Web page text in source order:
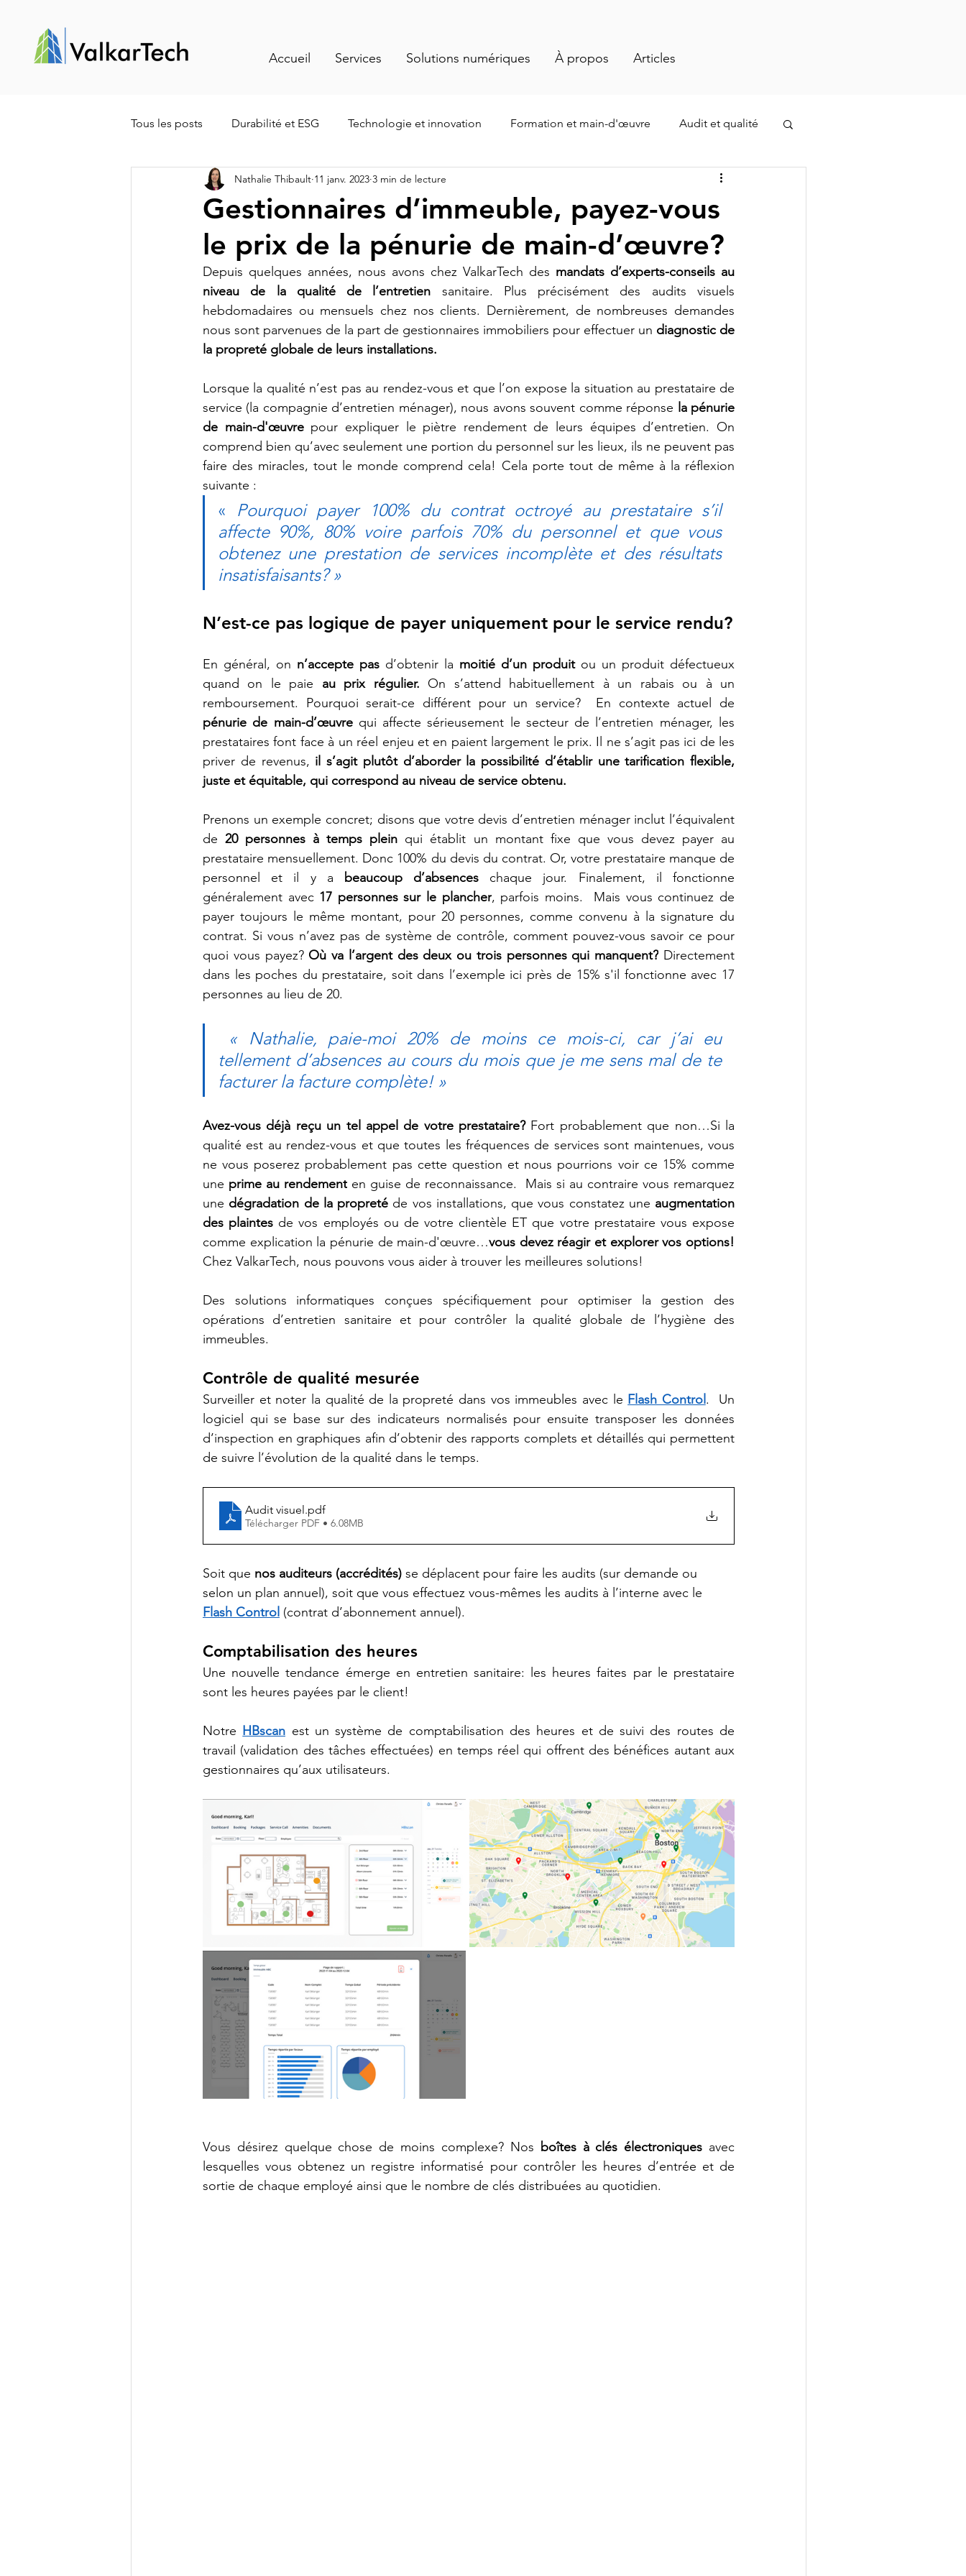
Accueil Services Solutions numériques À propos Articles
Tous les posts Durabilité et ESG Technologie et innovation Formation et main-d'œuvre Audit et qualité
Traçabilité et gestion intelligente Événements et actualités Gestion des opérations
Entretien spécialisé Valorisation du personnel Normes et réglementation
Appels d’offres et performance cont
Gestionnaires d’immeuble, payez-vous
le prix de la pénurie de main-d’œuvre?
Nathalie Thibault 11 janv. 2023 3 min de lecture
Depuis quelques années, nous avons chez ValkarTech des mandats d’experts-conseils au
niveau de la qualité de l’entretien sanitaire. Plus précisément des audits visuels
hebdomadaires ou mensuels chez nos clients. Dernièrement, de nombreuses demandes
nous sont parvenues de la part de gestionnaires immobiliers pour effectuer un diagnostic de
la propreté globale de leurs installations.
Lorsque la qualité n’est pas au rendez-vous et que l’on expose la situation au prestataire de
service (la compagnie d’entretien ménager), nous avons souvent comme réponse la pénurie
de main-d'œuvre pour expliquer le piètre rendement de leurs équipes d’entretien. On
comprend bien qu’avec seulement une portion du personnel sur les lieux, ils ne peuvent pas
faire des miracles, tout le monde comprend cela! Cela porte tout de même à la réflexion
suivante :
« Pourquoi payer 100% du contrat octroyé au prestataire s’il
affecte 90%, 80% voire parfois 70% du personnel et que vous
obtenez une prestation de services incomplète et des résultats
insatisfaisants? »
En général, on n’accepte pas d’obtenir la moitié d’un produit ou un produit défectueux
quand on le paie au prix régulier. On s’attend habituellement à un rabais ou à un
pénurie de main-d’œuvre qui affecte sérieusement le secteur de l’entretien ménager, les
prestataires font face à un réel enjeu et en paient largement le prix. Il ne s’agit pas ici de les
priver de revenus, il s’agit plutôt d’aborder la possibilité d’établir une tarification flexible,
juste et équitable, qui correspond au niveau de service obtenu.
Prenons un exemple concret; disons que votre devis d’entretien ménager inclut l’équivalent
de 20 personnes à temps plein qui établit un montant fixe que vous devez payer au
prestataire mensuellement. Donc 100% du devis du contrat. Or, votre prestataire manque de
personnel et il y a beaucoup d’absences chaque jour. Finalement, il fonctionne
généralement avec 17 personnes sur le plancher, parfois moins.  Mais vous continuez de
payer toujours le même montant, pour 20 personnes, comme convenu à la signature du
contrat. Si vous n’avez pas de système de contrôle, comment pouvez-vous savoir ce pour
quoi vous payez? Où va l’argent des deux ou trois personnes qui manquent? Directement
dans les poches du prestataire, soit dans l’exemple ici près de 15% s'il fonctionne avec 17
personnes au lieu de 20.
tellement d’absences au cours du mois que je me sens mal de te
facturer la facture complète! »
Avez-vous déjà reçu un tel appel de votre prestataire? Fort probablement que non…Si la
qualité est au rendez-vous et que toutes les fréquences de services sont maintenues, vous
ne vous poserez probablement pas cette question et nous pourrions voir ce 15% comme
une prime au rendement en guise de reconnaissance.  Mais si au contraire vous remarquez
une dégradation de la propreté de vos installations, que vous constatez une augmentation
des plaintes de vos employés ou de votre clientèle ET que votre prestataire vous expose
comme explication la pénurie de main-d'œuvre…vous devez réagir et explorer vos options!
Chez ValkarTech, nous pouvons vous aider à trouver les meilleures solutions!
Des solutions informatiques conçues spécifiquement pour optimiser la gestion des
opérations d’entretien sanitaire et pour contrôler la qualité globale de l’hygiène des
immeubles.
Contrôle de qualité mesurée
Surveiller et noter la qualité de la propreté dans vos immeubles avec le Flash Control .  Un
logiciel qui se base sur des indicateurs normalisés pour ensuite transposer les données
d’inspection en graphiques afin d’obtenir des rapports complets et détaillés qui permettent
de suivre l’évolution de la qualité dans le temps.
Audit visuel.pdf
Télécharger PDF • 6.08MB
Soit que nos auditeurs (accrédités) se déplacent pour faire les audits (sur demande ou
selon un plan annuel), soit que vous effectuez vous-mêmes les audits à l’interne avec le
Flash Control (contrat d’abonnement annuel).
Comptabilisation des heures
Une nouvelle tendance émerge en entretien sanitaire: les heures faites par le prestataire
sont les heures payées par le client!
Notre HBscan est un système de comptabilisation des heures et de suivi des routes de
travail (validation des tâches effectuées) en temps réel qui offrent des bénéfices autant aux
gestionnaires qu’aux utilisateurs.
Vous désirez quelque chose de moins complexe? Nos boîtes à clés électroniques avec
lesquelles vous obtenez un registre informatisé pour contrôler les heures d’entrée et de
sortie de chaque employé ainsi que le nombre de clés distribuées au quotidien.